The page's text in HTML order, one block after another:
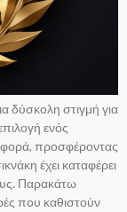
δύσκολη στιγμή για
ενός
προσφέροντας
έχει καταφέρει
Παρακάτω
που καθιστούν